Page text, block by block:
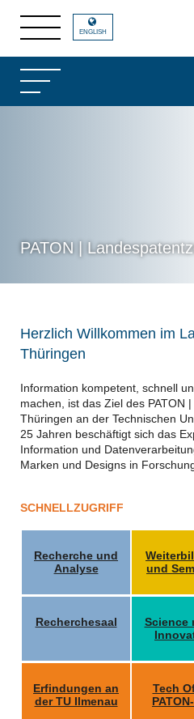
PATON |
ENGLISH
Herzlich Willkommen im
Thüringen
Information kompetent, schnell
machen, ist das Ziel des PATON
Thüringen an der Technischen
25 Jahren beschäftigt sich das
Information und
Marken und Designs in
SCHNELLZUGRIFF
Recherche und
Analyse
und
Recherchesaal
Science
Erfindungen an
der TU Ilmenau
Tech